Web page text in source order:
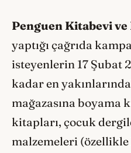
Penguen Kitabevi
yaptığı çağrıda
isteyenlerin 17 Şubat
kadar en
mağazasına boyama
kitapları, çocuk
malzemeleri